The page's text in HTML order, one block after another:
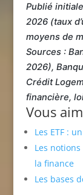
Publié
2026 (taux
moyens de
Sources :
2026),
Crédit
financière,
Vous
Les ETF :
Les
la finance
Les bases